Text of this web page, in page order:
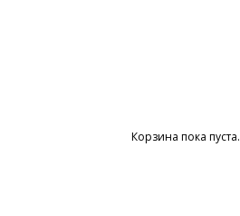
Корзина пока пуста.